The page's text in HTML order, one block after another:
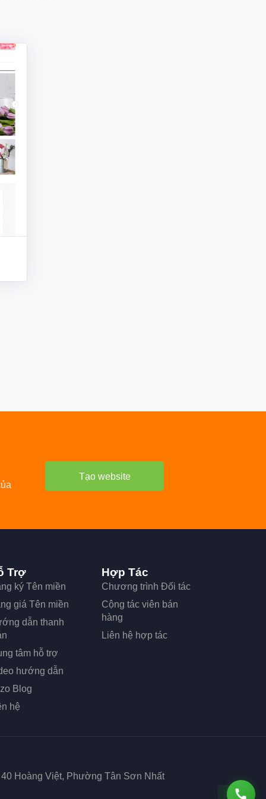
Tạo website
Trợ
ký Tên miền
giá Tên miền
dẫn thanh
tâm hỗ trợ
hướng dẫn
Blog
hệ
Hợp Tác
Chương trình Đối tác
Cộng tác viên bán
hàng
Liên hệ hợp tác
Hoàng Việt, Phường Tân Sơn Nhất